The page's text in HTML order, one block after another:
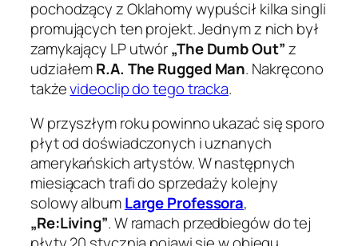
pochodzący z Oklahomy wypuścił kilka singli
promujących ten projekt. Jednym z nich był
zamykający LP utwór„The Dumb Out”z
udziałemR.A. The Rugged Man. Nakręcono
takżevideoclip do tego tracka.
W przyszłym roku powinno ukazać się sporo
płyt od doświadczonych i uznanych
amerykańskich artystów. W następnych
miesiącach trafi do sprzedaży kolejny
solowy albumLarge Professora,
„Re:Living”. W ramach przedbiegów do tej